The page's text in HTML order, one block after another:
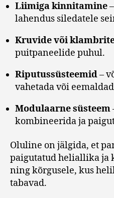
Liimiga kinnitamine
lahendus siledatele
Kruvide või
puitpaneelide puhul.
Riputussüsteemid–
vahetada või
Modulaarne süsteem
kombineerida ja
Oluline on jälgida, et
paigutatud heliallika ja
ning kõrgusele, kus
tabavad.